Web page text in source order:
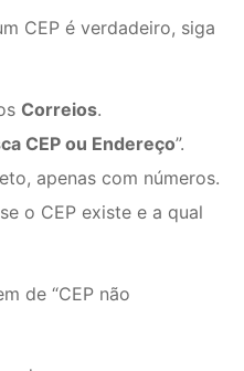
CEP é verdadeiro, siga
Correios.
CEP ou Endereço”.
apenas com números.
o CEP existe e a qual
de “CEP não